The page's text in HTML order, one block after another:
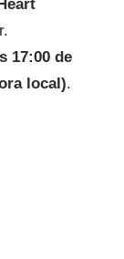
17:00 de
local).